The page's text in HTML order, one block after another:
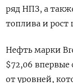
ряд НПЗ, а
топлива и рост
Нефть марки
$72,06 впервые
‌от уровней,